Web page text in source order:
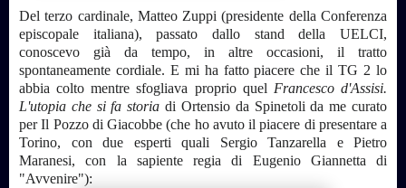
Del terzo cardinale, Matteo Zuppi (presidente della Conferenza
episcopale italiana), passato dallo stand della UELCI,
conoscevo già da tempo, in altre occasioni, il tratto
spontaneamente cordiale. E mi ha fatto piacere che il TG 2 lo
abbia colto mentre sfogliava proprio quel Francesco d'Assisi.
L'utopia che si fa storia di Ortensio da Spinetoli da me curato
per Il Pozzo di Giacobbe (che ho avuto il piacere di presentare a
Torino, con due esperti quali Sergio Tanzarella e Pietro
Maranesi, con la sapiente regia di Eugenio Giannetta di
"Avvenire"):